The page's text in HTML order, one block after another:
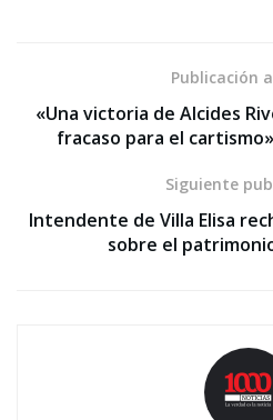
Publicación
«Una victoria de Alcides
fracaso para el
Siguiente
Intendente de Villa Elisa
sobre el